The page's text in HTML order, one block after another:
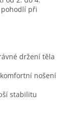
při
držení těla
nošení
stabilitu